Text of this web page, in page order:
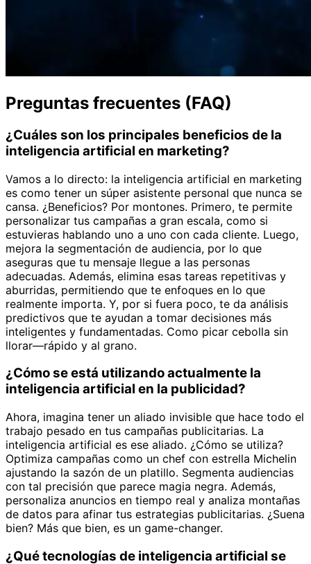
Preguntas frecuentes (FAQ)
¿Cuáles son los principales beneficios de la
inteligencia artificial en marketing?
Vamos a lo directo: la inteligencia artificial en marketing
es como tener un súper asistente personal que nunca se
cansa. ¿Beneficios? Por montones. Primero, te permite
personalizar tus campañas a gran escala, como si
estuvieras hablando uno a uno con cada cliente. Luego,
mejora la segmentación de audiencia, por lo que
aseguras que tu mensaje llegue a las personas
adecuadas. Además, elimina esas tareas repetitivas y
aburridas, permitiendo que te enfoques en lo que
realmente importa. Y, por si fuera poco, te da análisis
predictivos que te ayudan a tomar decisiones más
inteligentes y fundamentadas. Como picar cebolla sin
llorar—rápido y al grano.
¿Cómo se está utilizando actualmente la
inteligencia artificial en la publicidad?
Ahora, imagina tener un aliado invisible que hace todo el
trabajo pesado en tus campañas publicitarias. La
inteligencia artificial es ese aliado. ¿Cómo se utiliza?
Optimiza campañas como un chef con estrella Michelin
ajustando la sazón de un platillo. Segmenta audiencias
con tal precisión que parece magia negra. Además,
personaliza anuncios en tiempo real y analiza montañas
de datos para afinar tus estrategias publicitarias. ¿Suena
bien? Más que bien, es un game-changer.
¿Qué tecnologías de inteligencia artificial se